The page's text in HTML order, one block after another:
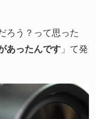
ろう？って思った
あったんです 」て発